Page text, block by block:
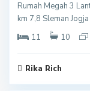
Rumah Megah 3
km 7,8 Sleman
11
10
Rika Rich
S
l
e
a